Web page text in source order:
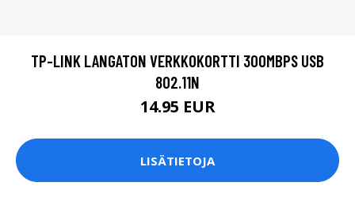
TP-LINK LANGATON VERKKOKORTTI 300MBPS USB
802.11N
14.95 EUR
LISÄTIETOJA